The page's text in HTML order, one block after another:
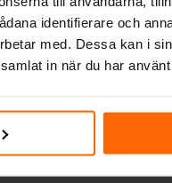
identifierare och
med. Dessa kan i
in när du har
– riktad
använts.
framsida är